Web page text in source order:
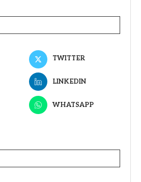
TWITTER
LINKEDIN
WHATSAPP